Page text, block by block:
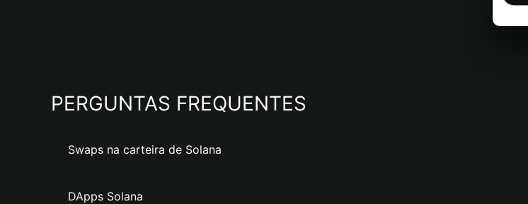
PERGUNTAS FREQUENTES
Swaps na carteira de Solana
DApps Solana